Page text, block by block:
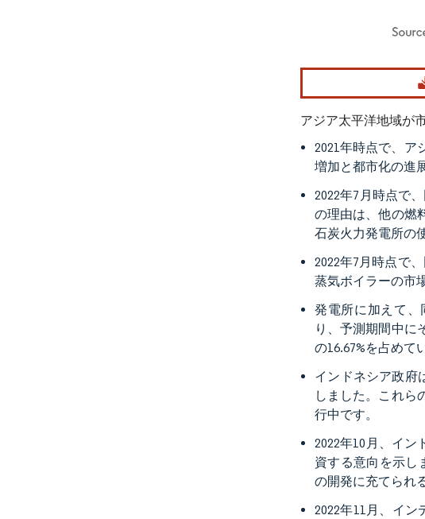
画像 © Mordor Intelligence
アジア太平洋地域が
2021年時点で、ア
増加と都市化の進
2022年7月時点で
の理由は、他の燃
石炭火力発電所の
2022年7月時点で
蒸気ボイラーの市
発電所に加えて、
り、予測期間中に
の16.67%を占めて
インドネシア政府
しました。これら
行中です。
2022年10月、イン
資する意向を示し
の開発に充てられ
2022年11月、イ